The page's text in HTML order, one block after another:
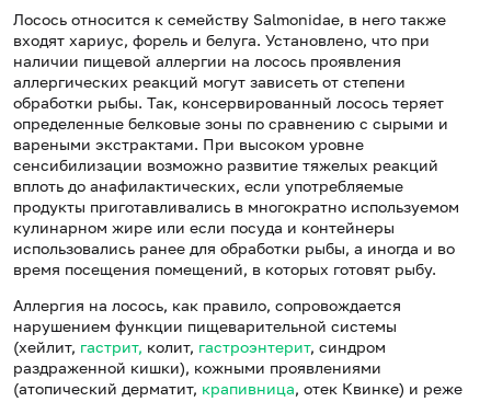
Лосось относится к семейству Salmonidae, в него также
входят хариус, форель и белуга. Установлено, что при
наличии пищевой аллергии на лосось проявления
аллергических реакций могут зависеть от степени
обработки рыбы. Так, консервированный лосось теряет
определенные белковые зоны по сравнению с сырыми и
вареными экстрактами. При высоком уровне
сенсибилизации возможно развитие тяжелых реакций
вплоть до анафилактических, если употребляемые
продукты приготавливались в многократно используемом
кулинарном жире или если посуда и контейнеры
использовались ранее для обработки рыбы, а иногда и во
время посещения помещений, в которых готовят рыбу.
Аллергия на лосось, как правило, сопровождается
нарушением функции пищеварительной системы
(хейлит, гастрит, колит, гастроэнтерит, синдром
раздраженной кишки), кожными проявлениями
(атопический дерматит, крапивница, отек Квинке) и реже